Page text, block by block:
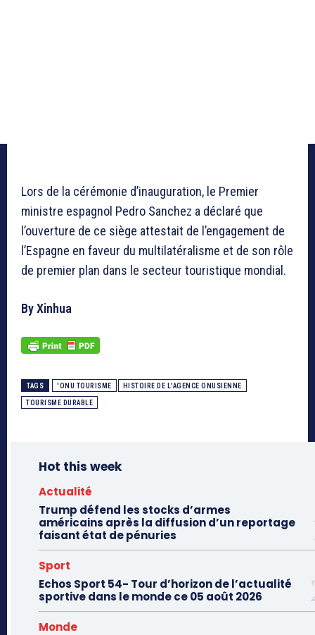
Lors de la cérémonie d’inauguration, le Premier
ministre espagnol Pedro Sanchez a déclaré que
l’ouverture de ce siège attestait de l’engagement de
l’Espagne en faveur du multilatéralisme et de son rôle
de premier plan dans le secteur touristique mondial.
By Xinhua
TAGS 'ONU TOURISME HISTOIRE DE L'AGENCE ONUSIENNE
TOURISME DURABLE
Hot this week
Actualité
Trump défend les stocks d’armes
américains après la diffusion d’un reportage
faisant état de pénuries
Sport
Echos Sport 54- Tour d’horizon de l’actualité
sportive dans le monde ce 05 août 2026
Monde